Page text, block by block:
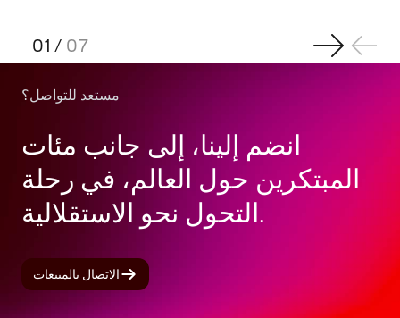
01 / 07
مستعد للتواصل؟
انضم إلينا، إلى جانب مئات
المبتكرين حول العالم، في رحلة
التحول نحو الاستقلالية.
الاتصال بالمبيعات